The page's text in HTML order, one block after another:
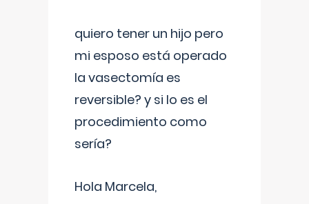
quiero tener un hijo pero
mi esposo está operado
la vasectomía es
reversible? y si lo es el
procedimiento como
sería?
Hola Marcela,